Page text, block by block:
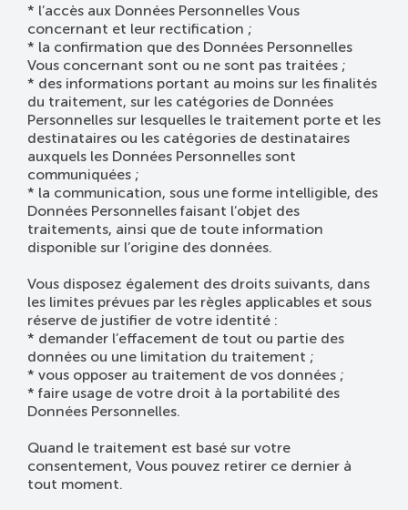
* l’accès aux Données Personnelles Vous
concernant et leur rectification ;
* la confirmation que des Données Personnelles
Vous concernant sont ou ne sont pas traitées ;
* des informations portant au moins sur les finalités
du traitement, sur les catégories de Données
Personnelles sur lesquelles le traitement porte et les
destinataires ou les catégories de destinataires
auxquels les Données Personnelles sont
communiquées ;
* la communication, sous une forme intelligible, des
Données Personnelles faisant l’objet des
traitements, ainsi que de toute information
disponible sur l’origine des données.
Vous disposez également des droits suivants, dans
les limites prévues par les règles applicables et sous
réserve de justifier de votre identité :
* demander l’effacement de tout ou partie des
données ou une limitation du traitement ;
* vous opposer au traitement de vos données ;
* faire usage de votre droit à la portabilité des
Données Personnelles.
Quand le traitement est basé sur votre
consentement, Vous pouvez retirer ce dernier à
tout moment.